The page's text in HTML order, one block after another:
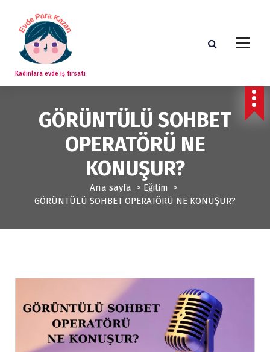
e
Kadınlara evde iş fırsatı
GÖRÜNTÜLÜ SOHBET
OPERATÖRÜ NE
KONUŞUR?
Ana sayfa > Eğitim
>
GÖRÜNTÜLÜ SOHBET OPERATÖRÜ NE KONUŞUR?